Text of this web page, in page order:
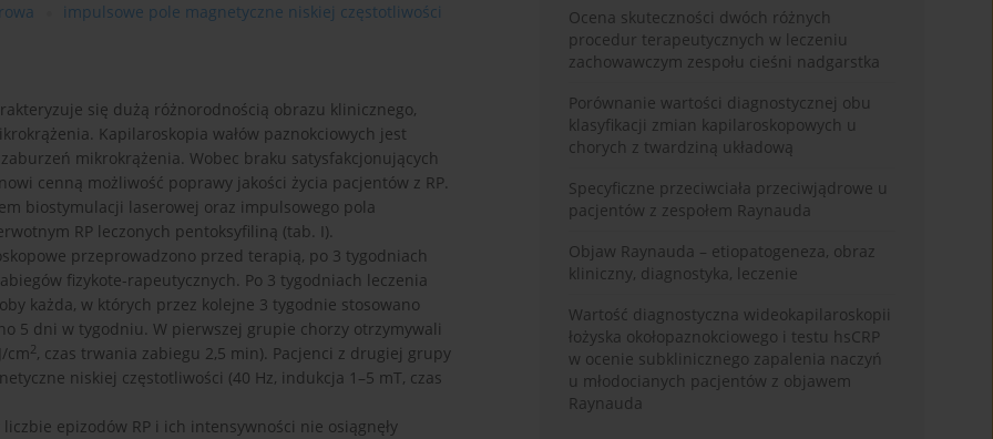
impulsowe pole magnetyczne niskiej częstotliwości
się dużą różnorodnością obrazu klinicznego,
Kapilaroskopia wałów paznokciowych jest
mikrokrążenia. Wobec braku satysfakcjonujących
cenną możliwość poprawy jakości życia pacjentów z RP.
biostymulacji laserowej oraz impulsowego pola
RP leczonych pentoksyfiliną (tab. I).
przeprowadzono przed terapią, po 3 tygodniach
fizykote-rapeutycznych. Po 3 tygodniach leczenia
każda, w których przez kolejne 3 tygodnie stosowano
5 dni w tygodniu. W pierwszej grupie chorzy otrzymywali
cm2, czas trwania zabiegu 2,5 min). Pacjenci z drugiej grupy
niskiej częstotliwości (40 Hz, indukcja 1–5 mT, czas
epizodów RP i ich intensywności nie osiągnęły
Ocena skuteczności dwóch różnych
procedur terapeutycznych w leczeniu
zachowawczym zespołu cieśni nadgarstka
Porównanie wartości diagnostycznej obu
klasyfikacji zmian kapilaroskopowych u
chorych z twardziną układową
Specyficzne przeciwciała przeciwjądrowe u
pacjentów z zespołem Raynauda
Objaw Raynauda – etiopatogeneza, obraz
kliniczny, diagnostyka, leczenie
Wartość diagnostyczna wideokapilaroskopii
łożyska okołopaznokciowego i testu hsCRP
w ocenie subklinicznego zapalenia naczyń
u młodocianych pacjentów z objawem
Raynauda